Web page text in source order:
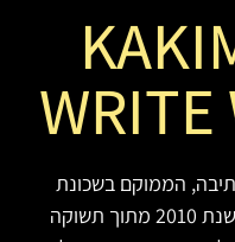
הממוקם בשכונת
קוראמה שבטוקיו. המותג נולד בשנת 2010 מתוך תשוקה